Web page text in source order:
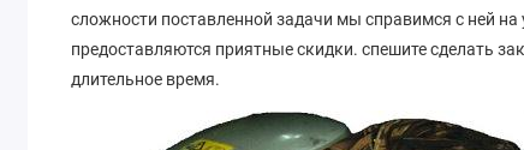
сложности поставленной задачи мы справимся с ней
предоставляются приятные скидки. спешите сделать
длительное время.